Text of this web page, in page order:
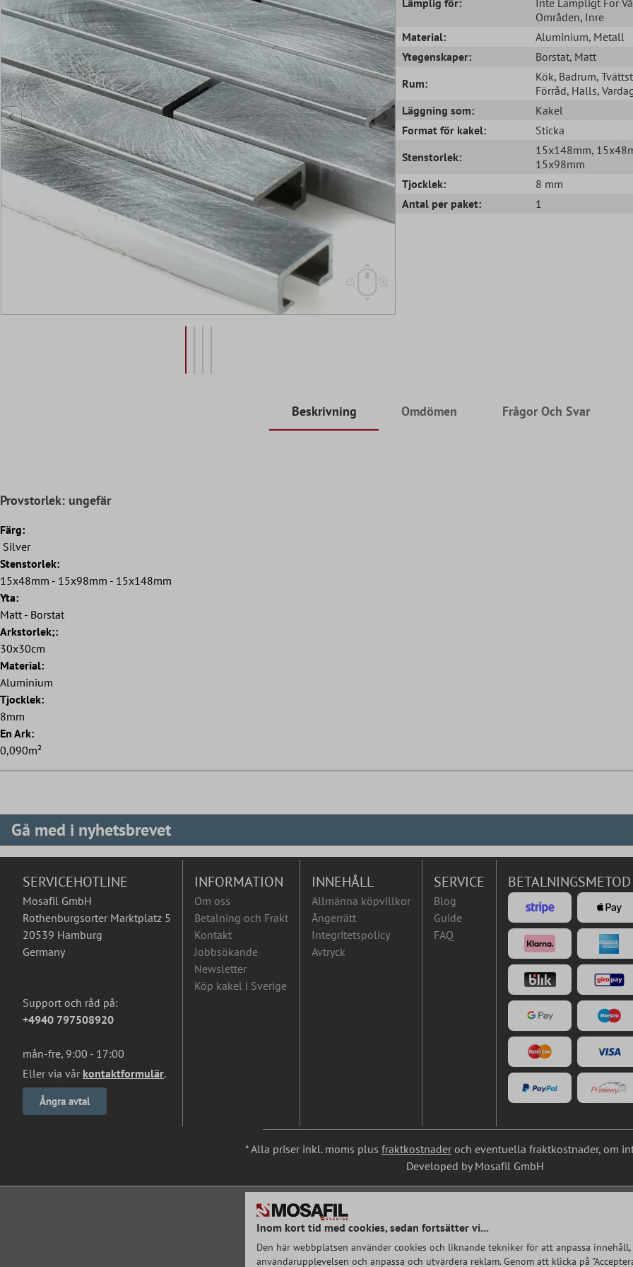
Områden, Inre
Material:
Aluminium, Metall
Ytegenskaper:
Borstat, Matt
Rum:
Kök, Badrum,
Förråd, Halls,
Läggning som:
Kakel
Format för kakel:
Sticka
Stenstorlek:
15x148mm,
15x98mm
Tjocklek:
8 mm
Antal per paket:
1
Beskrivning Omdömen Frågor Och Svar
Provstorlek: ungefär
Färg:
Silver
Stenstorlek:
15x48mm - 15x98mm - 15x148mm
Yta:
Matt - Borstat
Arkstorlek;:
30x30cm
Material:
Aluminium
Tjocklek:
8mm
En Ark:
0,090m²
Gå med i nyhetsbrevet
SERVICEHOTLINE
Mosafil GmbH
Rothenburgsorter Marktplatz 5
20539 Hamburg
Germany
Support och råd på:
+4940 797508920
mån-fre, 9:00 - 17:00
Eller via vår kontaktformulär.
Ångra avtal
INFORMATION
Om oss
Betalning och Frakt
Kontakt
Jobbsökande
Newsletter
Köp kakel i Sverige
INNEHÅLL
Allmänna köpvillkor
Ångerrätt
Integritetspolicy
Avtryck
SERVICE
Blog
Guide
FAQ
BETALNINGSMETOD
* Alla priser inkl. moms plus fraktkostnader och eventuella fraktkostnader, om
Developed by Mosafil GmbH
Inom kort tid med cookies, sedan fortsätter vi...
Den här webbplatsen använder cookies och liknande tekniker för att anpassa
användarupplevelsen och anpassa och utvärdera reklam. Genom att klicka på